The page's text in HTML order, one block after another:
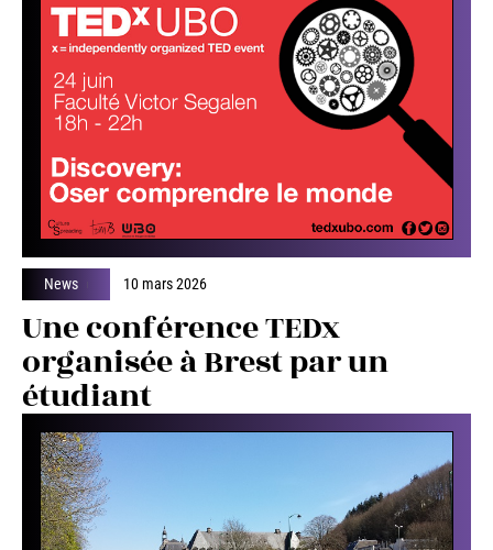
News 10 mars 2026
Une conférence TEDx
organisée à Brest par un
étudiant